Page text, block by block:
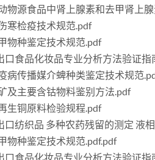
物源食品中肾上腺素和去甲肾上
寒检疫技术规范.pdf
物种鉴定技术规范.pdf
口食品化妆品专业分析方法验证
病传播媒介蜱种类鉴定技术规范
及主要含钴物料鉴别方法.pdf
生铜原料检验规程.pdf
口纺织品 多种农药残留的测定 液
物种鉴定技术规范.pdf.pdf
口食品化妆品专业分析方法验证